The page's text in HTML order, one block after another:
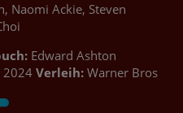
Naomi Ackie, Steven
Edward Ashton
2024 Verleih: Warner Bros